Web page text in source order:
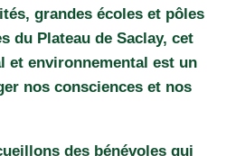
grandes écoles et pôles
du Plateau de Saclay, cet
et environnemental est un
nos consciences et nos
des bénévoles qui